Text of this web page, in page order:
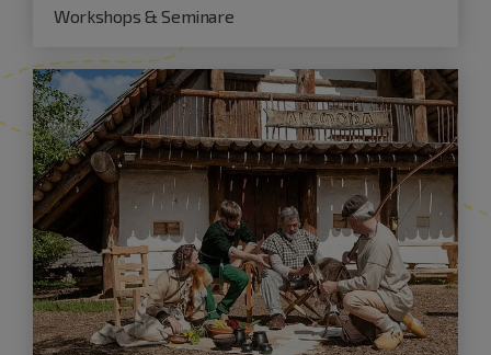
Workshops & Seminare